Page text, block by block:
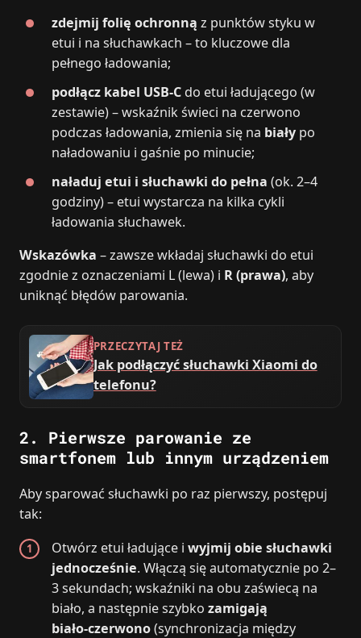
zdejmij folię ochronną z punktów styku w
etui i na słuchawkach – to kluczowe dla
pełnego ładowania;
podłącz kabel USB‑C do etui ładującego (w
zestawie) – wskaźnik świeci na czerwono
podczas ładowania, zmienia się na biały po
naładowaniu i gaśnie po minucie;
naładuj etui i słuchawki do pełna (ok. 2–4
godziny) – etui wystarcza na kilka cykli
ładowania słuchawek.
Wskazówka – zawsze wkładaj słuchawki do etui
zgodnie z oznaczeniami L (lewa) i R (prawa), aby
uniknąć błędów parowania.
PRZECZYTAJ TEŻ
Jak podłączyć słuchawki Xiaomi do
telefonu?
2. Pierwsze parowanie ze
smartfonem lub innym urządzeniem
Aby sparować słuchawki po raz pierwszy, postępuj
tak:
Otwórz etui ładujące iwyjmij obie słuchawki
jednocześnie. Włączą się automatycznie po 2–
3 sekundach; wskaźniki na obu zaświecą na
biało, a następnie szybkozamigają
biało‑czerwono(synchronizacja między